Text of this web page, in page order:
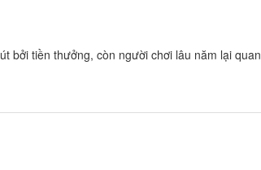
bởi tiền thưởng, còn người chơi lâu năm lại quan